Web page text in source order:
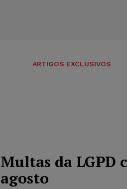
ARTIGOS EXCLUSIVOS
Multas da LGPD
agosto